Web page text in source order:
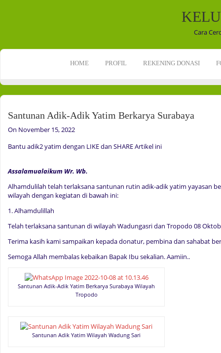
Cara
HOME PROFIL REKENING DONASI
Santunan Adik-Adik Yatim Berkarya Surabaya
On November 15, 2022
Bantu adik2 yatim dengan LIKE dan SHARE Artikel ini
Assalamualaikum Wr. Wb.
Alhamdulilah telah terlaksana santunan rutin adik-adik yatim yayasan
wilayah dengan kegiatan di bawah ini:
1. Alhamdulillah
Telah terlaksana santunan di wilayah Wadungasri dan Tropodo 08
Terima kasih kami sampaikan kepada donatur, pembina dan sahabat
Semoga Allah membalas kebaikan Bapak Ibu sekalian. Aamiin..
Santunan Adik-Adik Yatim Berkarya Surabaya Wilayah
Tropodo
Santunan Adik Yatim Wilayah Wadung Sari